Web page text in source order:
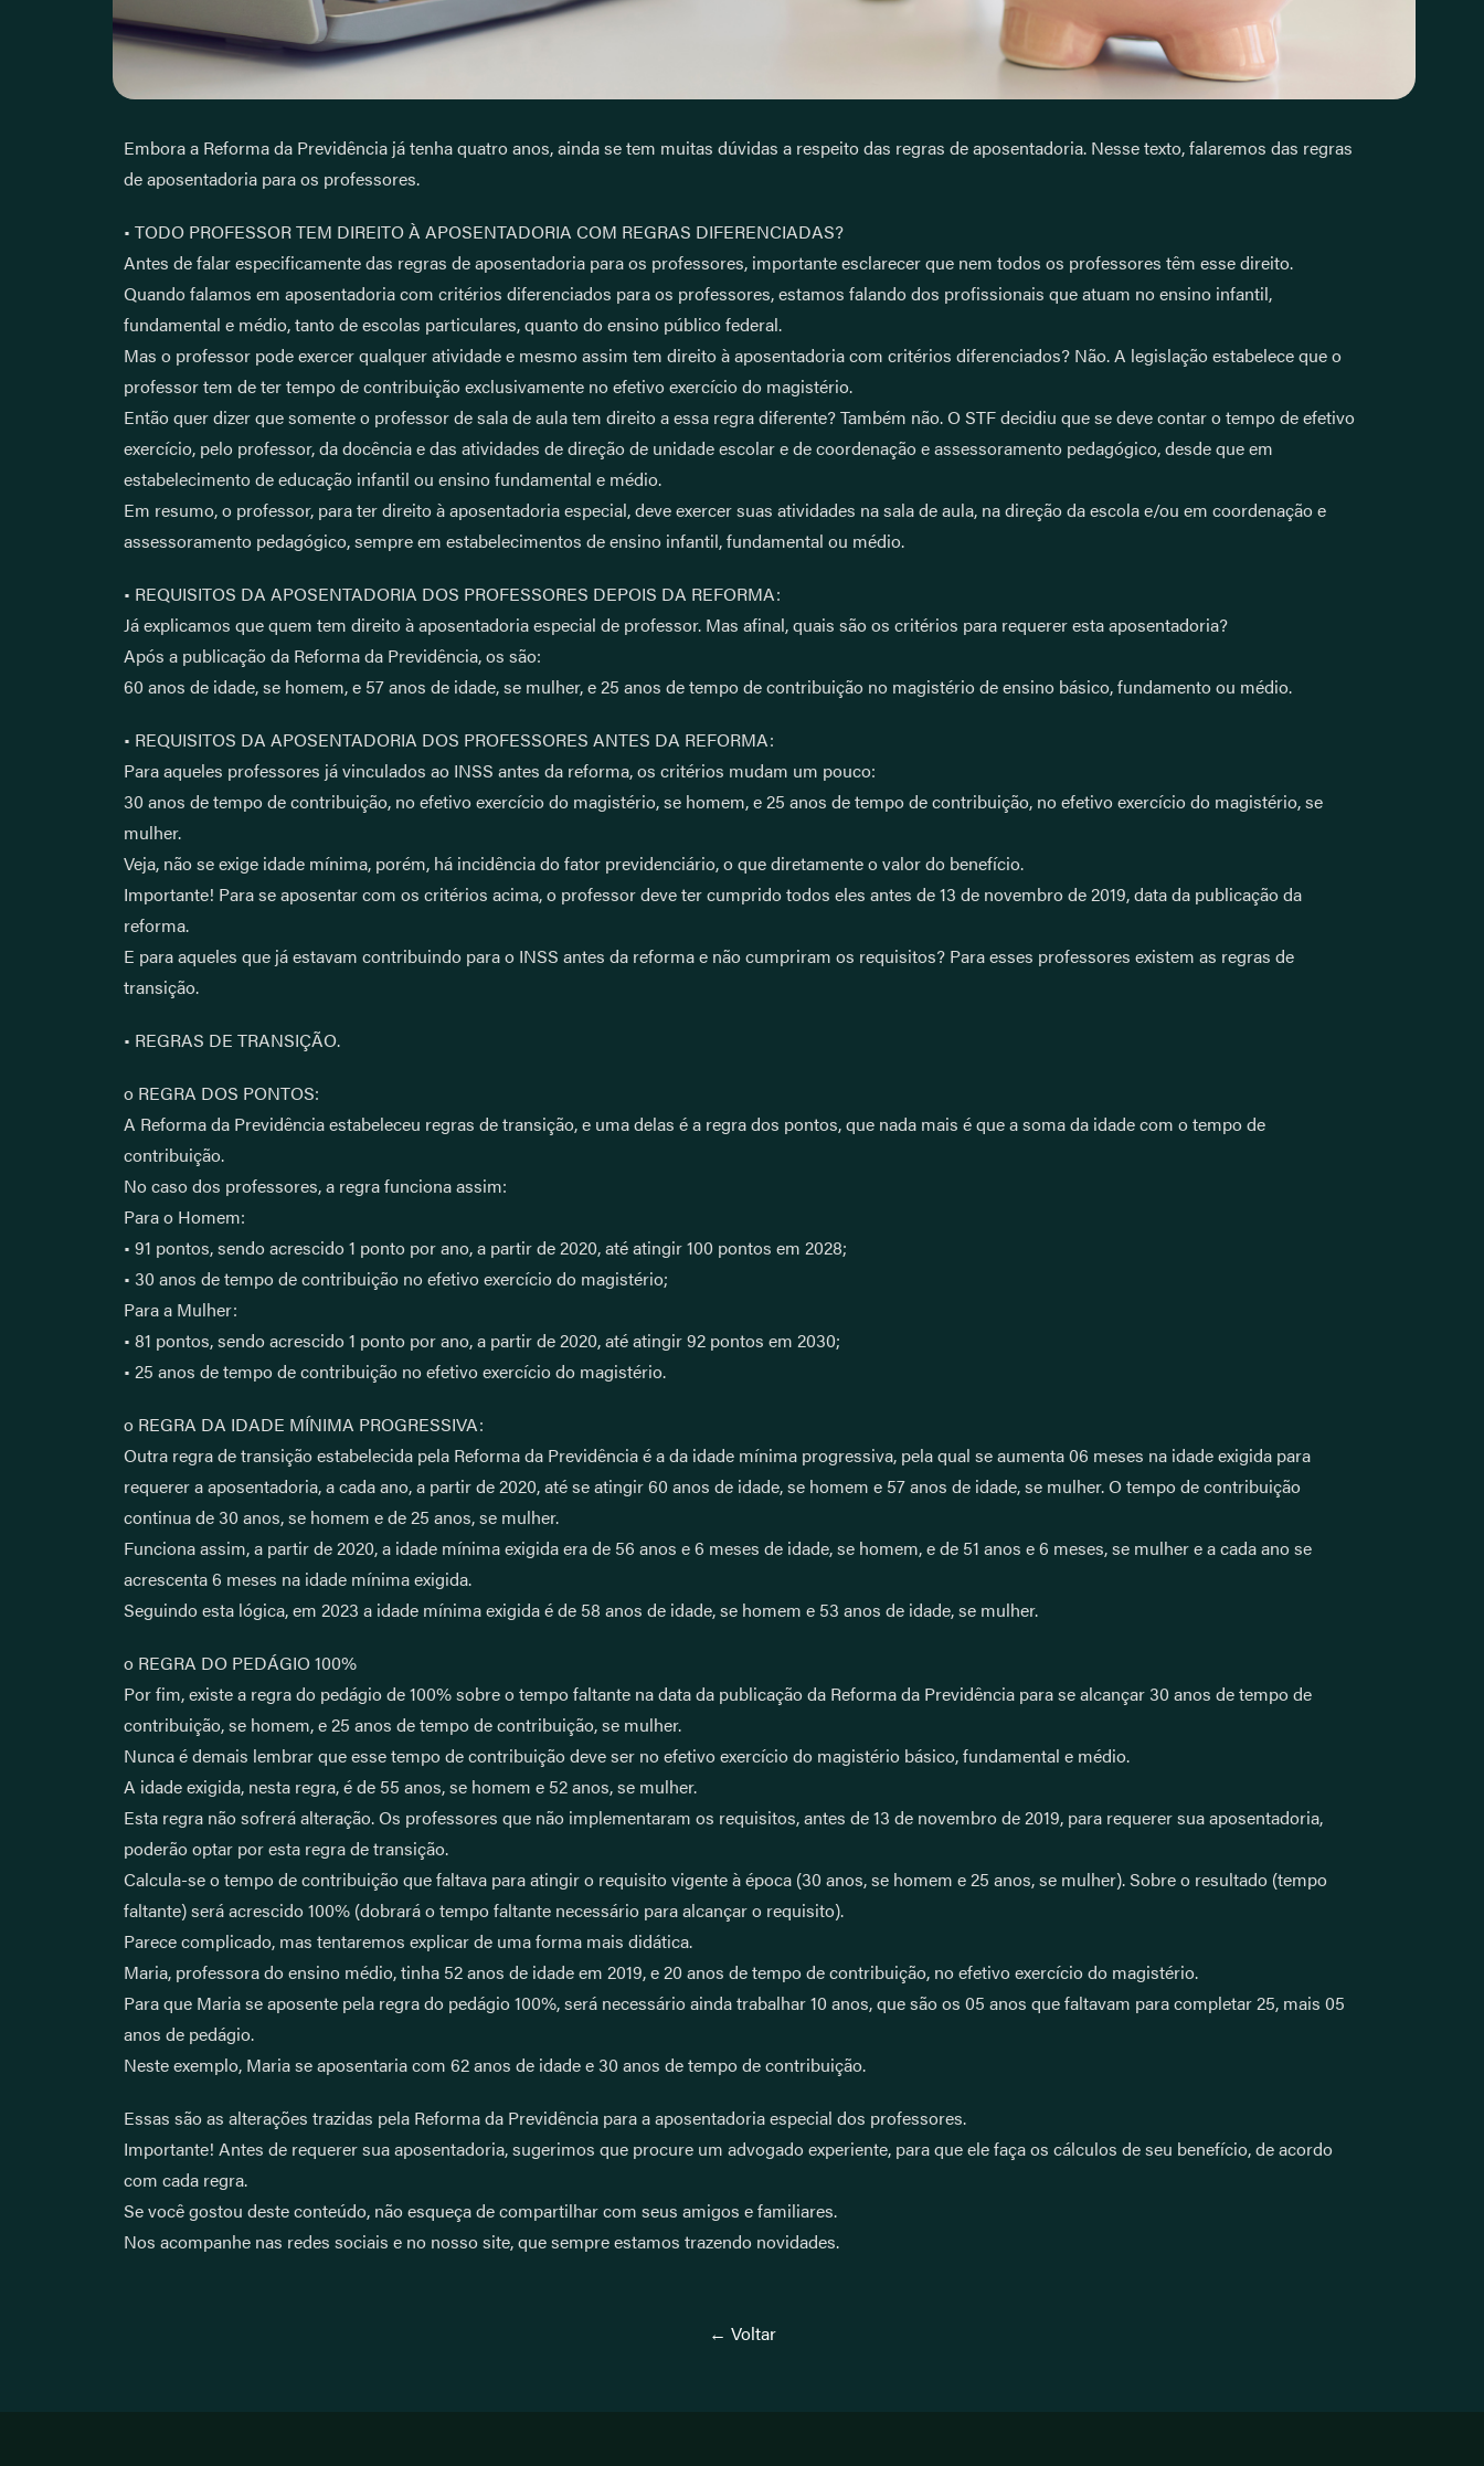
Embora a Reforma da Previdência já tenha quatro anos, ainda se tem muitas dúvidas a respeito das regras de aposentadoria. Nesse texto, falaremos das regras
de aposentadoria para os professores.
• TODO PROFESSOR TEM DIREITO À APOSENTADORIA COM REGRAS DIFERENCIADAS?
Antes de falar especificamente das regras de aposentadoria para os professores, importante esclarecer que nem todos os professores têm esse direito.
Quando falamos em aposentadoria com critérios diferenciados para os professores, estamos falando dos profissionais que atuam no ensino infantil,
fundamental e médio, tanto de escolas particulares, quanto do ensino público federal.
Mas o professor pode exercer qualquer atividade e mesmo assim tem direito à aposentadoria com critérios diferenciados? Não. A legislação estabelece que o
professor tem de ter tempo de contribuição exclusivamente no efetivo exercício do magistério.
Então quer dizer que somente o professor de sala de aula tem direito a essa regra diferente? Também não. O STF decidiu que se deve contar o tempo de efetivo
exercício, pelo professor, da docência e das atividades de direção de unidade escolar e de coordenação e assessoramento pedagógico, desde que em
estabelecimento de educação infantil ou ensino fundamental e médio.
Em resumo, o professor, para ter direito à aposentadoria especial, deve exercer suas atividades na sala de aula, na direção da escola e/ou em coordenação e
assessoramento pedagógico, sempre em estabelecimentos de ensino infantil, fundamental ou médio.
• REQUISITOS DA APOSENTADORIA DOS PROFESSORES DEPOIS DA REFORMA:
Já explicamos que quem tem direito à aposentadoria especial de professor. Mas afinal, quais são os critérios para requerer esta aposentadoria?
Após a publicação da Reforma da Previdência, os são:
60 anos de idade, se homem, e 57 anos de idade, se mulher, e 25 anos de tempo de contribuição no magistério de ensino básico, fundamento ou médio.
• REQUISITOS DA APOSENTADORIA DOS PROFESSORES ANTES DA REFORMA:
Para aqueles professores já vinculados ao INSS antes da reforma, os critérios mudam um pouco:
30 anos de tempo de contribuição, no efetivo exercício do magistério, se homem, e 25 anos de tempo de contribuição, no efetivo exercício do magistério, se
mulher.
Veja, não se exige idade mínima, porém, há incidência do fator previdenciário, o que diretamente o valor do benefício.
Importante! Para se aposentar com os critérios acima, o professor deve ter cumprido todos eles antes de 13 de novembro de 2019, data da publicação da
reforma.
E para aqueles que já estavam contribuindo para o INSS antes da reforma e não cumpriram os requisitos? Para esses professores existem as regras de
transição.
• REGRAS DE TRANSIÇÃO.
o REGRA DOS PONTOS:
A Reforma da Previdência estabeleceu regras de transição, e uma delas é a regra dos pontos, que nada mais é que a soma da idade com o tempo de
contribuição.
No caso dos professores, a regra funciona assim:
Para o Homem:
• 91 pontos, sendo acrescido 1 ponto por ano, a partir de 2020, até atingir 100 pontos em 2028;
• 30 anos de tempo de contribuição no efetivo exercício do magistério;
Para a Mulher:
• 81 pontos, sendo acrescido 1 ponto por ano, a partir de 2020, até atingir 92 pontos em 2030;
• 25 anos de tempo de contribuição no efetivo exercício do magistério.
o REGRA DA IDADE MÍNIMA PROGRESSIVA:
Outra regra de transição estabelecida pela Reforma da Previdência é a da idade mínima progressiva, pela qual se aumenta 06 meses na idade exigida para
requerer a aposentadoria, a cada ano, a partir de 2020, até se atingir 60 anos de idade, se homem e 57 anos de idade, se mulher. O tempo de contribuição
continua de 30 anos, se homem e de 25 anos, se mulher.
Funciona assim, a partir de 2020, a idade mínima exigida era de 56 anos e 6 meses de idade, se homem, e de 51 anos e 6 meses, se mulher e a cada ano se
acrescenta 6 meses na idade mínima exigida.
Seguindo esta lógica, em 2023 a idade mínima exigida é de 58 anos de idade, se homem e 53 anos de idade, se mulher.
o REGRA DO PEDÁGIO 100%
Por fim, existe a regra do pedágio de 100% sobre o tempo faltante na data da publicação da Reforma da Previdência para se alcançar 30 anos de tempo de
contribuição, se homem, e 25 anos de tempo de contribuição, se mulher.
Nunca é demais lembrar que esse tempo de contribuição deve ser no efetivo exercício do magistério básico, fundamental e médio.
A idade exigida, nesta regra, é de 55 anos, se homem e 52 anos, se mulher.
Esta regra não sofrerá alteração. Os professores que não implementaram os requisitos, antes de 13 de novembro de 2019, para requerer sua aposentadoria,
poderão optar por esta regra de transição.
Calcula-se o tempo de contribuição que faltava para atingir o requisito vigente à época (30 anos, se homem e 25 anos, se mulher). Sobre o resultado (tempo
faltante) será acrescido 100% (dobrará o tempo faltante necessário para alcançar o requisito).
Parece complicado, mas tentaremos explicar de uma forma mais didática.
Maria, professora do ensino médio, tinha 52 anos de idade em 2019, e 20 anos de tempo de contribuição, no efetivo exercício do magistério.
Para que Maria se aposente pela regra do pedágio 100%, será necessário ainda trabalhar 10 anos, que são os 05 anos que faltavam para completar 25, mais 05
anos de pedágio.
Neste exemplo, Maria se aposentaria com 62 anos de idade e 30 anos de tempo de contribuição.
Essas são as alterações trazidas pela Reforma da Previdência para a aposentadoria especial dos professores.
Importante! Antes de requerer sua aposentadoria, sugerimos que procure um advogado experiente, para que ele faça os cálculos de seu benefício, de acordo
com cada regra.
Se você gostou deste conteúdo, não esqueça de compartilhar com seus amigos e familiares.
Nos acompanhe nas redes sociais e no nosso site, que sempre estamos trazendo novidades.
← Voltar